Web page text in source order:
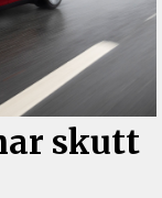
skutt